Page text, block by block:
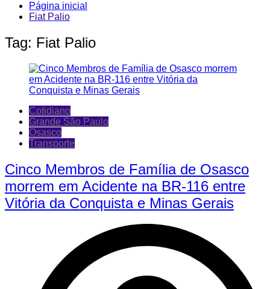
Página inicial
Fiat Palio
Tag: Fiat Palio
Cotidiano
Grande São Paulo
Osasco
Transporte
Cinco Membros de Família de Osasco
morrem em Acidente na BR-116 entre
Vitória da Conquista e Minas Gerais